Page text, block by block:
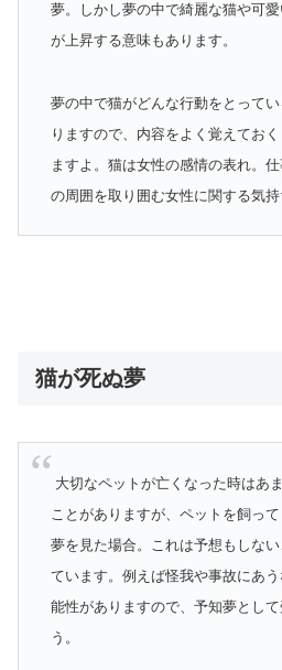
夢。しかし夢の中で綺麗な猫や可
が上昇する意味もあります。
夢の中で猫がどんな行動をとって
りますので、内容をよく覚えてお
ますよ。猫は女性の感情の表れ。
の周囲を取り囲む女性に関する気持
猫が死ぬ夢
大切なペットが亡くなった時はあ
ことがありますが、ペットを飼っ
夢を見た場合。これは予想もしな
ています。例えば怪我や事故にあ
能性がありますので、予知夢とし
う。